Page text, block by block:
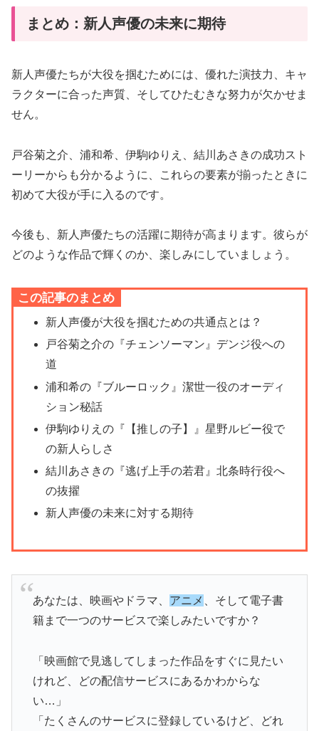
まとめ：新人声優の未来に期待
新人声優たちが大役を掴むためには、優れた演技力、キャ
ラクターに合った声質、そしてひたむきな努力が欠かせま
せん。
戸谷菊之介、浦和希、伊駒ゆりえ、結川あさきの成功スト
ーリーからも分かるように、これらの要素が揃ったときに
初めて大役が手に入るのです。
今後も、新人声優たちの活躍に期待が高まります。彼らが
どのような作品で輝くのか、楽しみにしていましょう。
この記事のまとめ
新人声優が大役を掴むための共通点とは？
戸谷菊之介の『チェンソーマン』デンジ役への
道
浦和希の『ブルーロック』潔世一役のオーディ
ション秘話
伊駒ゆりえの『【推しの子】』星野ルビー役で
の新人らしさ
結川あさきの『逃げ上手の若君』北条時行役へ
の抜擢
新人声優の未来に対する期待
あなたは、映画やドラマ、 アニメ 、そして電子書
籍まで一つのサービスで楽しみたいですか？
「映画館で見逃してしまった作品をすぐに見たい
けれど、どの配信サービスにあるかわからな
い…」
「たくさんのサービスに登録しているけど、どれ